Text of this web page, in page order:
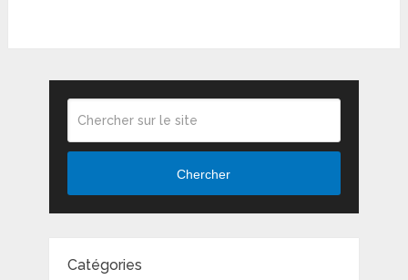
Chercher
Catégories